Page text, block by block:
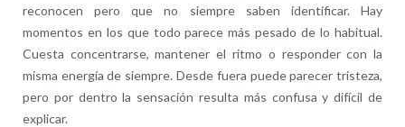
reconocen pero que no siempre saben identificar. Hay
momentos en los que todo parece más pesado de lo habitual.
Cuesta concentrarse, mantener el ritmo o responder con la
misma energía de siempre. Desde fuera puede parecer tristeza,
pero por dentro la sensación resulta más confusa y difícil de
explicar.